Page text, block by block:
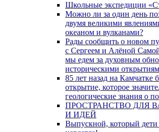
Школьные экспедиции
Можно ли за один день
двумя великими
океаном и вулканами?
Рады сообщить о новом
с Сергеем и Алёной
мы едем за духовным
историческими
85 лет назад на Камчатке
открытие, которое
геологические знания о
ПРОСТРАНСТВО ДЛЯ
И ИДЕЙ
Выпускной, который дети